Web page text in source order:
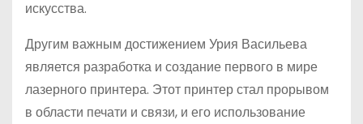
искусства.
Другим важным достижением Урия Васильева
является разработка и создание первого в мире
лазерного принтера. Этот принтер стал прорывом
в области печати и связи, и его использование